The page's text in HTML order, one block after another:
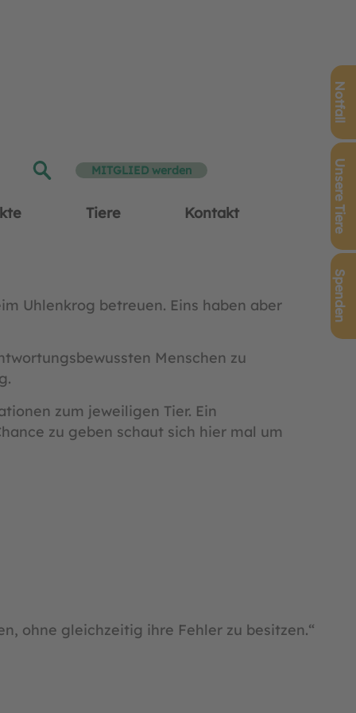
Notfall
Unsere Tiere
Spenden
MITGLIED werden
Tiere Kontakt
Uhlenkrog betreuen. Eins haben aber
Menschen zu
zum jeweiligen Tier. Ein
zu geben schaut sich hier mal um
ohne gleichzeitig ihre Fehler zu besitzen.“